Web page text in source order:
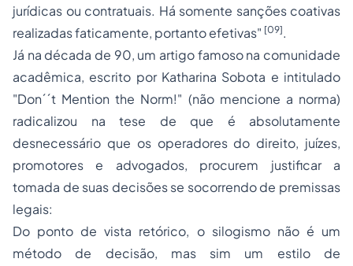
jurídicas ou contratuais. Há somente sanções coativas
realizadas faticamente, portanto efetivas" [09].
Já na década de 90, um artigo famoso na comunidade
acadêmica, escrito por Katharina Sobota e intitulado
"Don´´t Mention the Norm!" (não mencione a norma)
radicalizou na tese de que é absolutamente
desnecessário que os operadores do direito, juízes,
promotores e advogados, procurem justificar a
tomada de suas decisões se socorrendo de premissas
legais:
Do ponto de vista retórico, o silogismo não é um
método de decisão, mas sim um estilo de